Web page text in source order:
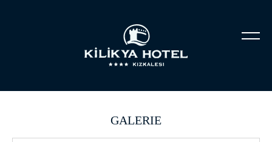
GALERIE